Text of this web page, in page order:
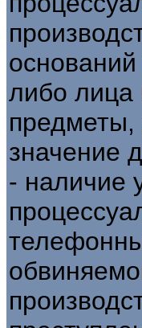
либо лица
предметы,
значение
- наличие